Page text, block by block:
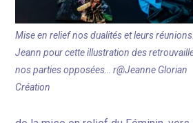
Mise en relief nos dualités et leurs
Jeann pour cette illustration des
nos parties opposées… r@Jeanne Glorian
Création